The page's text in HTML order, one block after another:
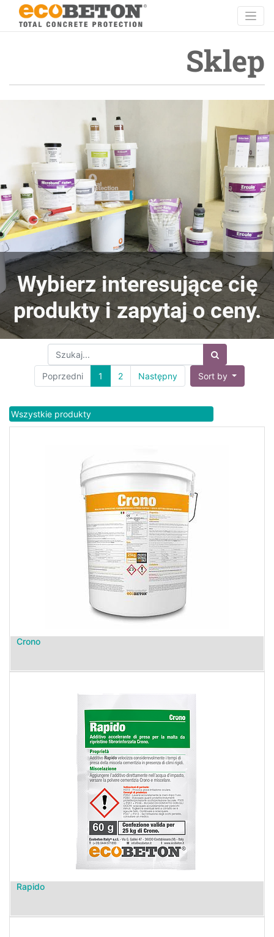
Sklep
Wybierz interesujące cię
produkty i zapytaj o ceny.
Poprzedni 1 2 Następny Sort by
Wszystkie produkty
Crono
Rapido